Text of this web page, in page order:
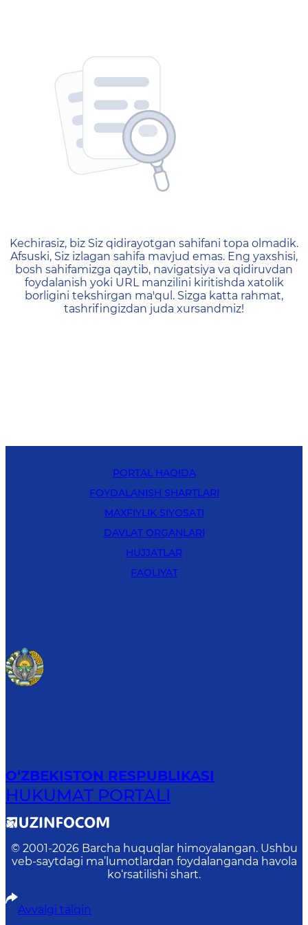
404 — Страница не
Kechirasiz, biz Siz qidirayotgan sahifani topa olmadik.
Afsuski, Siz izlagan sahifa mavjud emas. Eng yaxshisi,
bosh sahifamizga qaytib, navigatsiya va qidiruvdan
foydalanish yoki URL manzilini kiritishda xatolik
borligini tekshirgan ma'qul. Sizga katta rahmat,
tashrifingizdan juda xursandmiz!
PORTAL HAQIDA
FOYDALANISH SHARTLARI
MAXFIYLIK SIYOSATI
DAVLAT ORGANLARI
HUJJATLAR
FAOLIYAT
O‘ZBEKISTON RESPUBLIKASI
HUKUMAT PORTALI
© 2001-2026 Barcha huquqlar himoyalangan. Ushbu
veb-saytdagi ma’lumotlardan foydalanganda havola
ko‘rsatilishi shart.
Avvalgi talqin